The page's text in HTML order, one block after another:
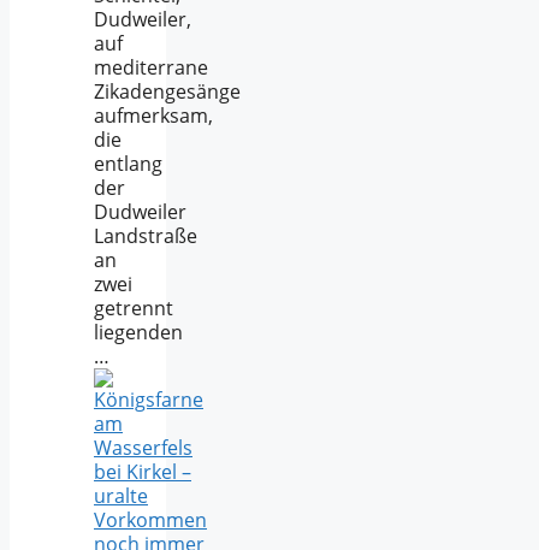
Dudweiler,
auf
mediterrane
Zikadengesänge
aufmerksam,
die
entlang
der
Dudweiler
Landstraße
an
zwei
getrennt
liegenden
…